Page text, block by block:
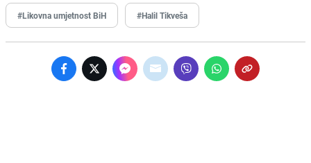
#Likovna umjetnost BiH #Halil Tikveša